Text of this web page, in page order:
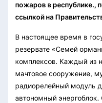
пожаров в республике.,
ссылкой на
В настоящее время в
резервате «Семей
комплексов. Каждый из
мачтовое сооружение,
радиорелейный модуль
автономный энергоблок.